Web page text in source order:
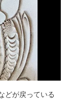
どが戻っている